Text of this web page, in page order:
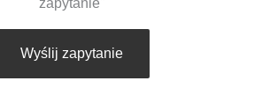
Wyślij zapytanie